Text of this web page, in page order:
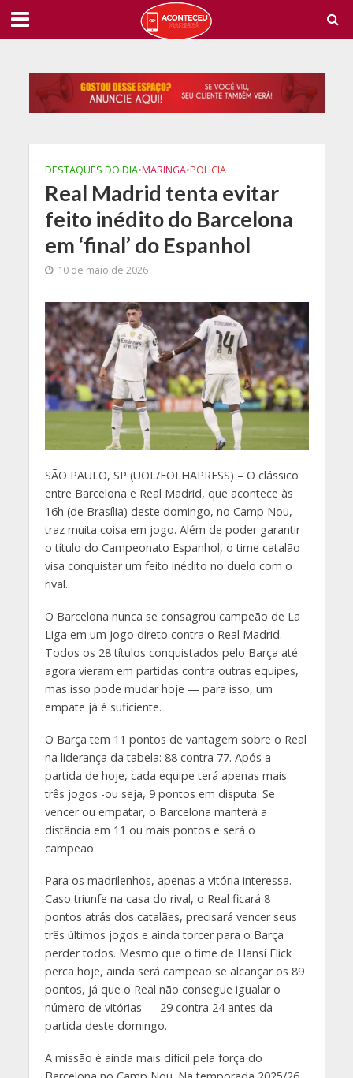
DESTAQUES DO DIA•MARINGA•POLICIA
Real Madrid tenta evitar
feito inédito do Barcelona
em ‘final’ do Espanhol
10 de maio de 2026
SÃO PAULO, SP (UOL/FOLHAPRESS) – O clássico
entre Barcelona e Real Madrid, que acontece às
16h (de Brasília) deste domingo, no Camp Nou,
traz muita coisa em jogo. Além de poder garantir
o título do Campeonato Espanhol, o time catalão
visa conquistar um feito inédito no duelo com o
rival.
O Barcelona nunca se consagrou campeão de La
Liga em um jogo direto contra o Real Madrid.
Todos os 28 títulos conquistados pelo Barça até
agora vieram em partidas contra outras equipes,
mas isso pode mudar hoje — para isso, um
empate já é suficiente.
O Barça tem 11 pontos de vantagem sobre o Real
na liderança da tabela: 88 contra 77. Após a
partida de hoje, cada equipe terá apenas mais
três jogos -ou seja, 9 pontos em disputa. Se
vencer ou empatar, o Barcelona manterá a
distância em 11 ou mais pontos e será o
campeão.
Para os madrilenhos, apenas a vitória interessa.
Caso triunfe na casa do rival, o Real ficará 8
pontos atrás dos catalães, precisará vencer seus
três últimos jogos e ainda torcer para o Barça
perder todos. Mesmo que o time de Hansi Flick
perca hoje, ainda será campeão se alcançar os 89
pontos, já que o Real não consegue igualar o
número de vitórias — 29 contra 24 antes da
partida deste domingo.
A missão é ainda mais difícil pela força do